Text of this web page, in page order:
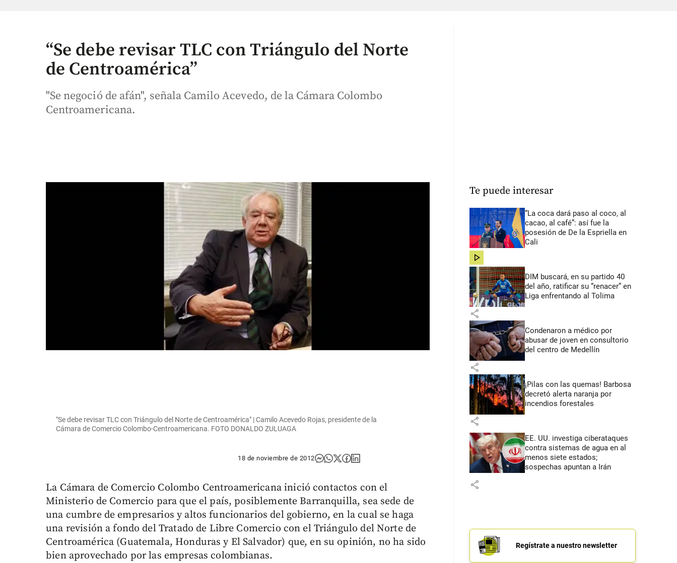
“Se debe revisar TLC con Triángulo del Norte
de Centroamérica”
"Se negoció de afán", señala Camilo Acevedo, de la Cámara Colombo
Centroamericana.
"Se debe revisar TLC con Triángulo del Norte de Centroamérica" | Camilo Acevedo Rojas, presidente de la
Cámara de Comercio Colombo-Centroamericana. FOTO DONALDO ZULUAGA
18 de noviembre de 2012
La Cámara de Comercio Colombo Centroamericana inició contactos con el
Ministerio de Comercio para que el país, posiblemente Barranquilla, sea sede de
una cumbre de empresarios y altos funcionarios del gobierno, en la cual se haga
una revisión a fondo del Tratado de Libre Comercio con el Triángulo del Norte de
Centroamérica (Guatemala, Honduras y El Salvador) que, en su opinión, no ha sido
bien aprovechado por las empresas colombianas.
Te puede interesar
“La coca dará paso al coco, al
cacao, al café”: así fue la
posesión de De la Espriella en
Cali
share
DIM buscará, en su partido 40
del año, ratificar su “renacer” en
Liga enfrentando al Tolima
share
Condenaron a médico por
abusar de joven en consultorio
del centro de Medellín
share
¡Pilas con las quemas! Barbosa
decretó alerta naranja por
incendios forestales
share
EE. UU. investiga ciberataques
contra sistemas de agua en al
menos siete estados;
sospechas apuntan a Irán
share
Regístrate a nuestro newsletter